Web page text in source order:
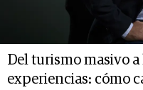
Del turismo masivo
experiencias: cómo